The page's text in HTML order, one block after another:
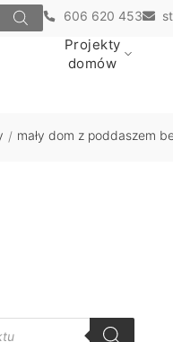
606 620 453
Projekty
domów
/ mały dom z poddaszem